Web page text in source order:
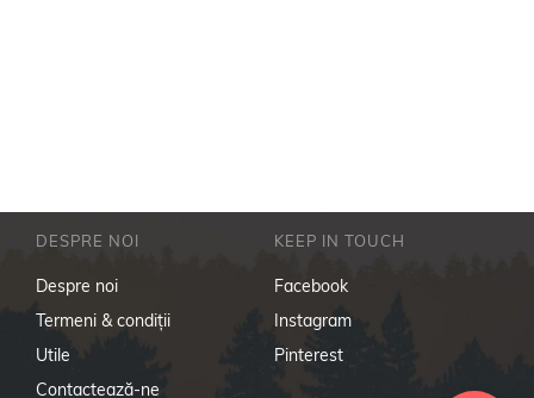
DESPRE NOI
Despre noi
Termeni & condiţii
Utile
Contactează-ne
KEEP IN TOUCH
Facebook
Instagram
Pinterest